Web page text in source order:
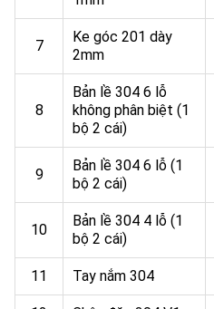
7
Ke góc 201 dày
2mm
8
Bản lề 304 6 lỗ
không phân biệt (1
bộ 2 cái)
9
Bản lề 304 6 lỗ (1
bộ 2 cái)
10
Bản lề 304 4 lỗ (1
bộ 2 cái)
11 Tay nắm 304